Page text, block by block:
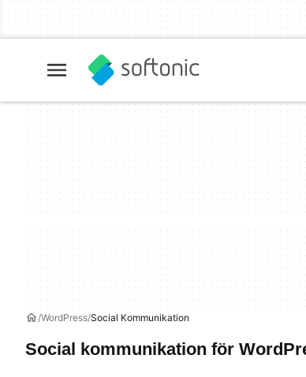
WordPress Social Kommunikation
Social kommunikation för